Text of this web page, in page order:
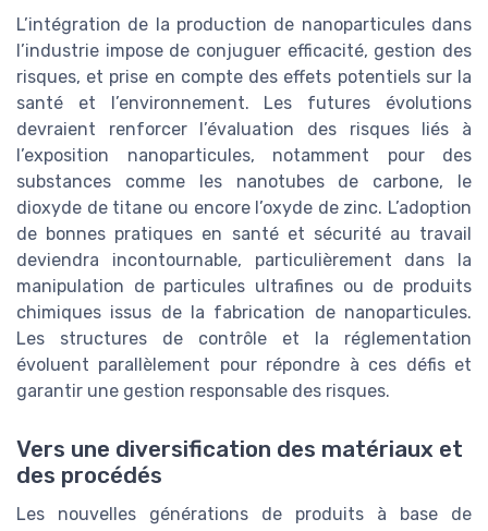
L’intégration de la production de nanoparticules dans
l’industrie impose de conjuguer efficacité, gestion des
risques, et prise en compte des effets potentiels sur la
santé et l’environnement. Les futures évolutions
devraient renforcer l’évaluation des risques liés à
l’exposition nanoparticules, notamment pour des
substances comme les nanotubes de carbone, le
dioxyde de titane ou encore l’oxyde de zinc. L’adoption
de bonnes pratiques en santé et sécurité au travail
deviendra incontournable, particulièrement dans la
manipulation de particules ultrafines ou de produits
chimiques issus de la fabrication de nanoparticules.
Les structures de contrôle et la réglementation
évoluent parallèlement pour répondre à ces défis et
garantir une gestion responsable des risques.
Vers une diversification des matériaux et
des procédés
Les nouvelles générations de produits à base de